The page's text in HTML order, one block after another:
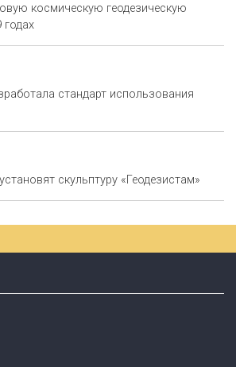
космическую геодезическую
годах
стандарт использования
скульптуру «Геодезистам»